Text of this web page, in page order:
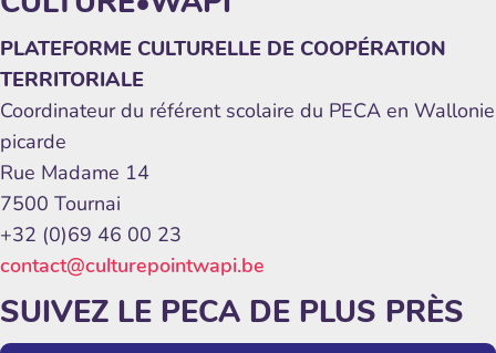
PLATEFORME CULTURELLE DE COOPÉRATION
TERRITORIALE
Coordinateur du référent scolaire du PECA en Wallonie
picarde
Rue Madame 14
7500 Tournai
+32 (0)69 46 00 23
contact@culturepointwapi.be
SUIVEZ LE PECA DE PLUS PRÈS